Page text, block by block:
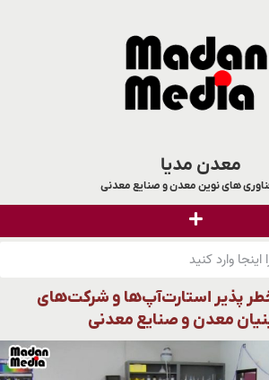
معدن مدیا
های نوین معدن و صنایع معدنی
پذیر استارت‌آپ‌ها و شرکت‌های
معدن و صنایع معدنی